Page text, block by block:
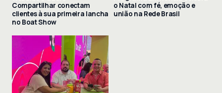
Compartilhar conectam
clientes à sua primeira lancha
no Boat Show
o Natal com fé, emoção e
união na Rede Brasil